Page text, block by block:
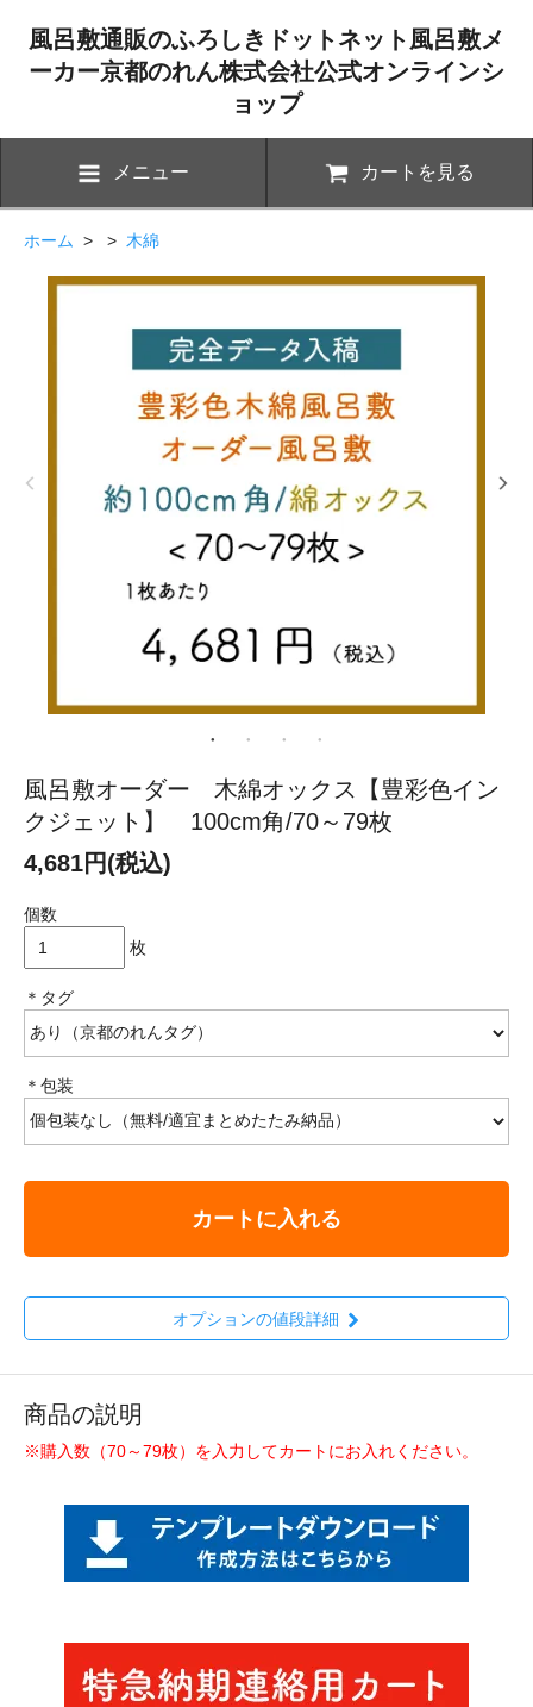
風呂敷通販のふろしきドットネット風呂敷メ
ーカー京都のれん株式会社公式オンラインシ
ョップ
メニュー カートを見る
ホーム > > 木綿
風呂敷オーダー 木綿オックス【豊彩色イン
クジェット】 100cm角/70～79枚
4,681円(税込)
個数
枚
＊タグ
＊包装
カートに入れる
オプションの値段詳細
商品の説明
※購入数（70～79枚）を入力してカートにお入れください。